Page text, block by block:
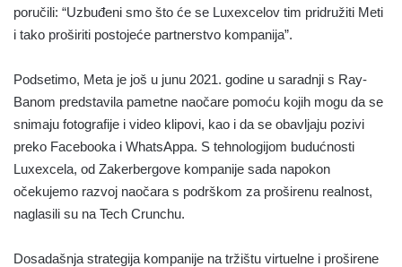
poručili: “Uzbuđeni smo što će se Luxexcelov tim pridružiti Meti
i tako proširiti postojeće partnerstvo kompanija”.
Podsetimo, Meta je još u junu 2021. godine u saradnji s Ray-
Banom predstavila pametne naočare pomoću kojih mogu da se
snimaju fotografije i video klipovi, kao i da se obavljaju pozivi
preko Facebooka i WhatsAppa. S tehnologijom budućnosti
Luxexcela, od Zakerbergove kompanije sada napokon
očekujemo razvoj naočara s podrškom za proširenu realnost,
naglasili su na Tech Crunchu.
Dosadašnja strategija kompanije na tržištu virtuelne i proširene